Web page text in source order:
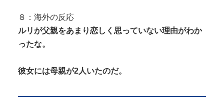
８：海外の反応
ルリが父親をあまり恋しく思っていない理由がわか
ったな。
彼女には母親が2人いたのだ。